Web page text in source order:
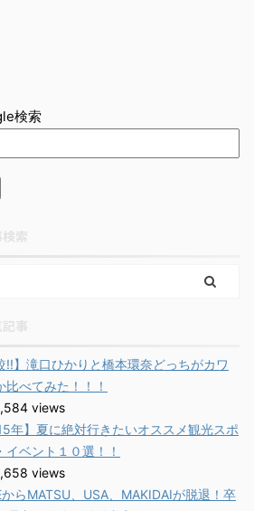
検索
!!】滝口ひかりと橋本環奈どっちがカワ
比べてみた！！！
views
年】夏に絶対行きたいオススメ観光スポ
イベント１０選！！
views
からMATSU、USA、MAKIDAIが脱退！卒